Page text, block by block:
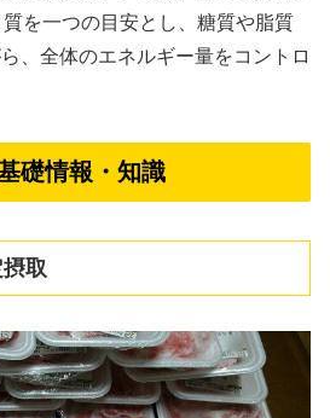
を一つの目安とし、糖質や脂質
、全体のエネルギー量をコントロ
礎情報・知識
取